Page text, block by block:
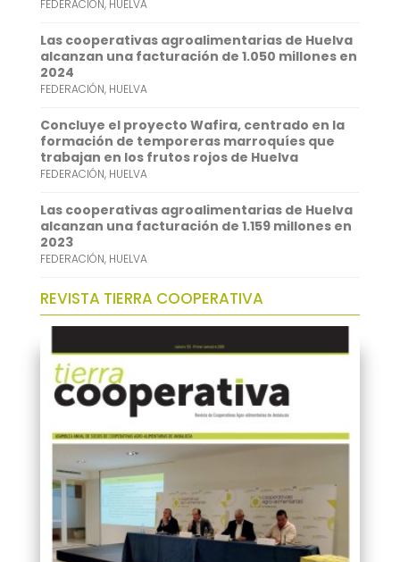
A
p
p
e
d
I
n
FEDERACIÓN, HUELVA
Las cooperativas agroalimentarias de Huelva
alcanzan una facturación de 1.050 millones en
2024
FEDERACIÓN, HUELVA
Concluye el proyecto Wafira, centrado en la
formación de temporeras marroquíes que
trabajan en los frutos rojos de Huelva
FEDERACIÓN, HUELVA
Las cooperativas agroalimentarias de Huelva
alcanzan una facturación de 1.159 millones en
2023
FEDERACIÓN, HUELVA
REVISTA TIERRA COOPERATIVA